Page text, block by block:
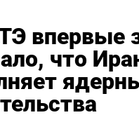
впервые
что